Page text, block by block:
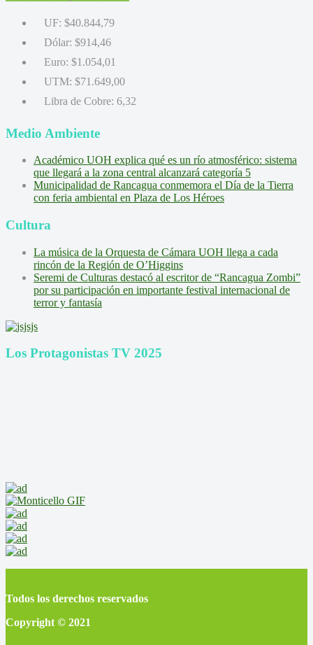
UF: $40.844,79
Dólar: $914,46
Euro: $1.054,01
UTM: $71.649,00
Libra de Cobre: 6,32
Medio Ambiente
Académico UOH explica qué es un río atmosférico: sistema
que llegará a la zona central alcanzará categoría 5
Municipalidad de Rancagua conmemora el Día de la Tierra
con feria ambiental en Plaza de Los Héroes
Cultura
La música de la Orquesta de Cámara UOH llega a cada
rincón de la Región de O’Higgins
Seremi de Culturas destacó al escritor de “Rancagua Zombi”
por su participación en importante festival internacional de
terror y fantasía
Los Protagonistas TV 2025
Todos los derechos reservados
Copyright © 2021